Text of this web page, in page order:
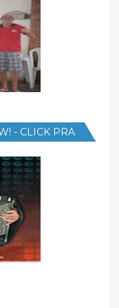
- CLICK PRA